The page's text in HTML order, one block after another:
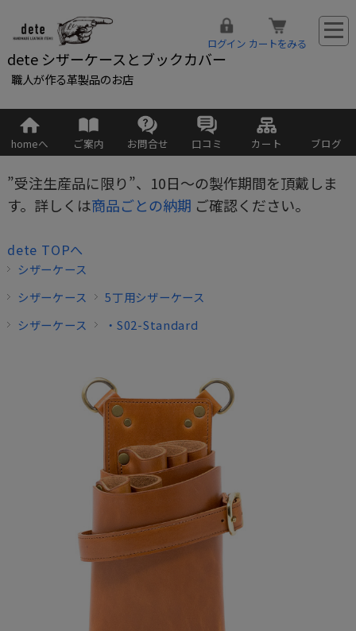
dete シザーケースとブックカバー
職人が作る革製品のお店
ログイン カートをみる
homeへ ご案内 お問合せ 口コミ カート ブログ
”受注生産品に限り”、10日～の製作期間を頂戴しま
す。詳しくは商品ごとの納期 ご確認ください。
dete TOPへ
シザーケース
シザーケース
5丁用シザーケース
シザーケース
・S02-Standard